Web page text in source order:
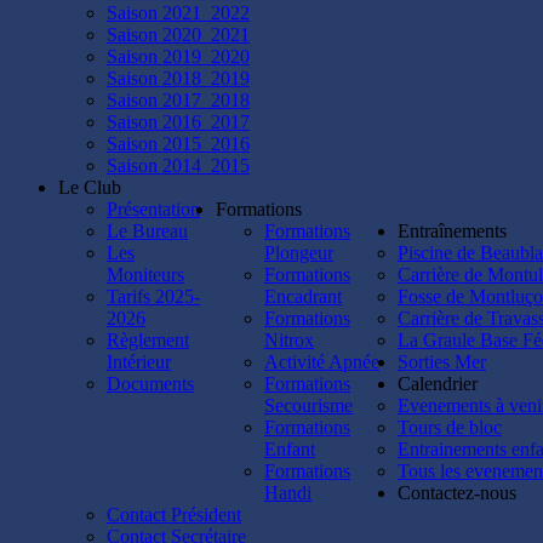
Saison 2021_2022
Saison 2020_2021
Saison 2019_2020
Saison 2018_2019
Saison 2017_2018
Saison 2016_2017
Saison 2015_2016
Saison 2014_2015
Le Club
Présentation
Le Bureau
Les
Moniteurs
Tarifs 2025-
2026
Règlement
Intérieur
Documents
Formations
Formations
Plongeur
Formations
Encadrant
Formations
Nitrox
Activité Apnée
Formations
Secourisme
Formations
Enfant
Formations
Handi
Entraînements
Piscine de
Carrière de
Fosse de
Carrière de
La Graule Base
Sorties Mer
Calendrier
Evenements à
Tours de bloc
Entrainements
Tous les
Contactez-nous
Contact Président
Contact Secrétaire
Christian,